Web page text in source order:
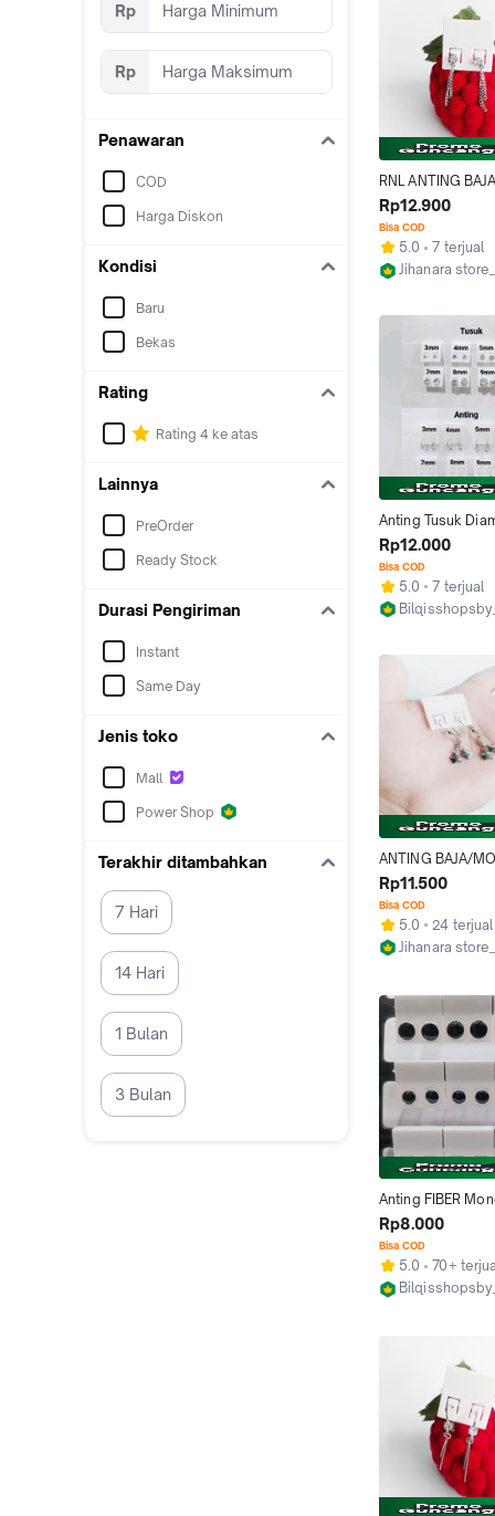
Rp
Rp
Penawaran
COD
Harga Diskon
Kondisi
Baru
Bekas
Rating
Rating 4 ke atas
Lainnya
PreOrder
Ready Stock
Durasi Pengiriman
Instant
Same Day
Jenis toko
Mall
Power Shop
Terakhir ditambahkan
7 Hari
14 Hari
1 Bulan
3 Bulan
RNL ANTING
MODEL JURAI
LUNTUR DAN
Rp12.900
Bisa COD
5.0
7 terjual
Jihanara
Anting Tusuk
Monel 1 Pasang
Luntur - 3mm-
Rp12.000
Bisa COD
5.0
7 terjual
ANTING BAJA/
MODEL JURAI
LUNTUR DAN
Rp11.500
Bisa COD
5.0
24 terjual
Jihanara
Anting FIBER
Polos Tidak Luntur
Lama 1 Pasang
Rp8.000
Bisa COD
5.0
70+